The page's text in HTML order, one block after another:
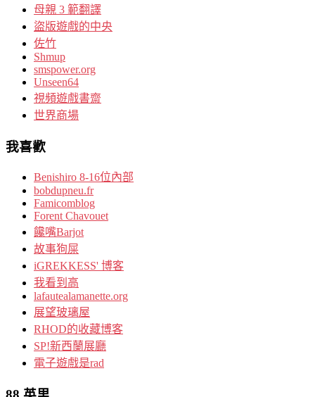
母親 3 範翻譯
盜版遊戲的中央
佐竹
Shmup
smspower.org
Unseen64
視頻遊戲書齋
世界商場
我喜歡
Benishiro 8-16位內部
bobdupneu.fr
Famicomblog
Forent Chavouet
饞嘴Barjot
故事狗屎
iGREKKESS' 博客
我看到高
lafautealamanette.org
展望玻璃屋
RHOD的收藏博客
SP!新西蘭展廳
電子遊戲是rad